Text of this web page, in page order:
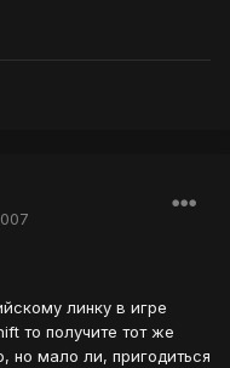
линку в игре
то получите тот же
но мало ли, пригодиться